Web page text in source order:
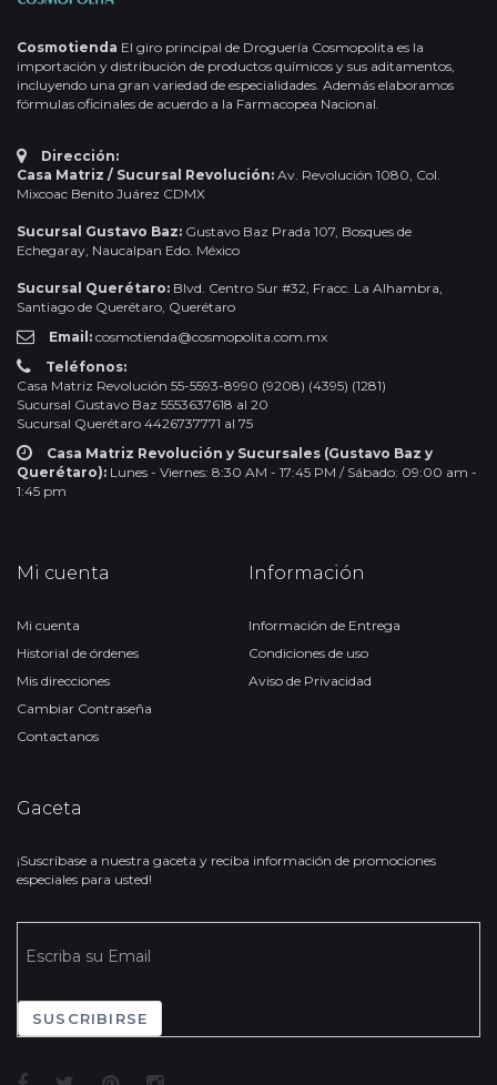
Cosmotienda El giro principal de Droguería Cosmopolita es la
importación y distribución de productos químicos y sus aditamentos,
incluyendo una gran variedad de especialidades. Además elaboramos
fórmulas oficinales de acuerdo a la Farmacopea Nacional.
Dirección:
Casa Matriz / Sucursal Revolución: Av. Revolución 1080, Col.
Mixcoac Benito Juárez CDMX
Sucursal Gustavo Baz: Gustavo Baz Prada 107, Bosques de
Echegaray, Naucalpan Edo. México
Sucursal Querétaro: Blvd. Centro Sur #32, Fracc. La Alhambra,
Santiago de Querétaro, Querétaro
Email: cosmotienda@cosmopolita.com.mx
Teléfonos:
Casa Matriz Revolución 55-5593-8990 (9208) (4395) (1281)
Sucursal Gustavo Baz 5553637618 al 20
Sucursal Querétaro 4426737771 al 75
Casa Matriz Revolución y Sucursales (Gustavo Baz y
Querétaro): Lunes - Viernes: 8:30 AM - 17:45 PM / Sábado: 09:00 am -
1:45 pm
Mi cuenta
Mi cuenta
Historial de órdenes
Mis direcciones
Cambiar Contraseña
Contactanos
Información
Información de Entrega
Condiciones de uso
Aviso de Privacidad
Gaceta
¡Suscríbase a nuestra gaceta y reciba información de promociones
especiales para usted!
SUSCRIBIRSE